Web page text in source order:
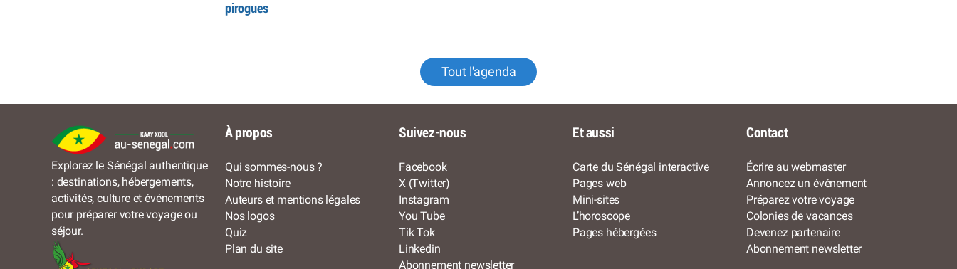
pirogues
Tout l'agenda
Explorez le Sénégal authentique
: destinations, hébergements,
activités, culture et événements
pour préparer votre voyage ou
séjour.
À propos
Qui sommes-nous ?
Notre histoire
Auteurs et mentions légales
Nos logos
Quiz
Plan du site
Suivez-nous
Facebook
X (Twitter)
Instagram
You Tube
Tik Tok
Linkedin
Abonnement newsletter
Et aussi
Carte du Sénégal interactive
Pages web
Mini-sites
L’horoscope
Pages hébergées
Contact
Écrire au webmaster
Annoncez un événement
Préparez votre voyage
Colonies de vacances
Devenez partenaire
Abonnement newsletter